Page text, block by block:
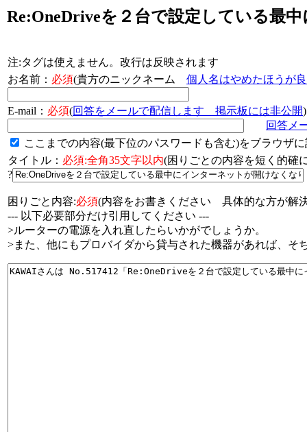
Re:OneDriveを２台で設定している最
注:タグは使えません。改行は反映されます
お名前： 必須(貴方のニックネーム 個人名はやめたほうが
E-mail： 必須(回答をメールで配信します 掲示板には非公開)
回答メ
ここまでの内容(最下位のパスワードも含む)をブラウザ
タイトル： 必須:全角35文字以内(困りごとの内容を短く的
?
困りごと内容:必須(内容をお書きください 具体的な方が解
--- 以下必要部分だけ引用してください ---
>ルーターの電源を入れ直したらいかがでしょうか。
>また、他にもプロバイダから貸与された機器があれば、そ